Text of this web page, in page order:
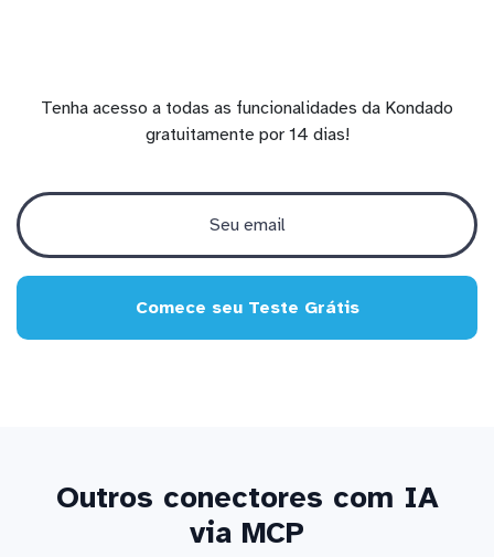
Tenha acesso a todas as funcionalidades da Kondado
gratuitamente por 14 dias!
Comece seu Teste Grátis
Outros conectores com IA
via MCP